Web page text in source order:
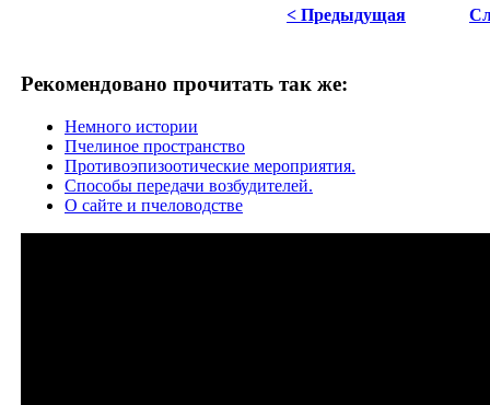
< Предыдущая
Рекомендовано прочитать так же:
Немного истории
Пчелиное пространство
Противоэпизоотические мероприятия.
Способы передачи возбудителей.
О сайте и пчеловодстве